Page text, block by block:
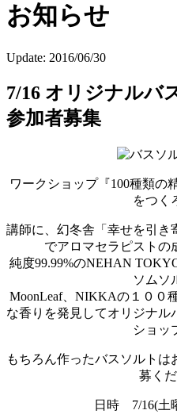
お知らせ
Update: 2016/06/30
7/16 オリジナルバ
参加者募集
ワークショップ『100種類の
をつく
講師に、幻冬舎「幸せを引き
でアロマセラピストの
純度99.99%のNEHAN
ソムソ
MoonLeaf、NIKKAの１００
な香りを発見してオリジナル
ショッ
もちろん作ったバスソルト
募く
日時 7/16(土